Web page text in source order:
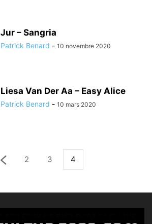
Jur – Sangria
Patrick Benard - 10 novembre 2020
Liesa Van Der Aa – Easy Alice
Patrick Benard - 10 mars 2020
2 3 4